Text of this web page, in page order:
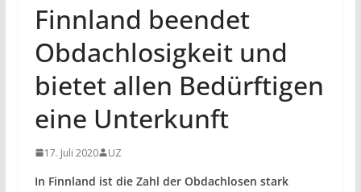
Finnland beendet
Obdachlosigkeit und
bietet allen Bedürftigen
eine Unterkunft
17. Juli 2020 UZ
In Finnland ist die Zahl der Obdachlosen stark